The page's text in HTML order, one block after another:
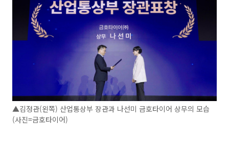
▲김정관(왼쪽) 산업통상부 장관과 나선미 금호타이어 상무의 모습
(사진=금호타이어)